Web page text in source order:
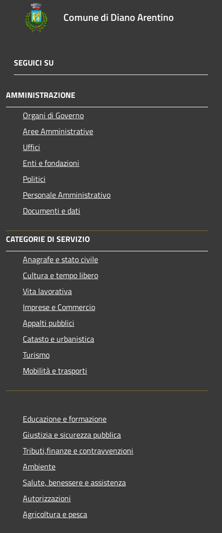
Comune di Diano Arentino
SEGUICI SU
AMMINISTRAZIONE
Organi di Governo
Aree Amministrative
Uffici
Enti e fondazioni
Politici
Personale Amministrativo
Documenti e dati
CATEGORIE DI SERVIZIO
Anagrafe e stato civile
Cultura e tempo libero
Vita lavorativa
Imprese e Commercio
Appalti pubblici
Catasto e urbanistica
Turismo
Mobilità e trasporti
Educazione e formazione
Giustizia e sicurezza pubblica
Tributi,finanze e contravvenzioni
Ambiente
Salute, benessere e assistenza
Autorizzazioni
Agricoltura e pesca